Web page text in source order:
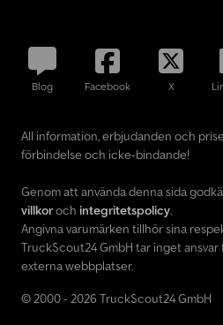
Blog Facebook X
All information, erbjudanden och
förbindelse och icke-bindande!
Genom att använda denna sida
villkoroch integritetspolicy.
Angivna varumärken tillhör sina
TruckScout24 GmbH tar inget
externa webbplatser.
© 2000 - 2026 TruckScout24 GmbH